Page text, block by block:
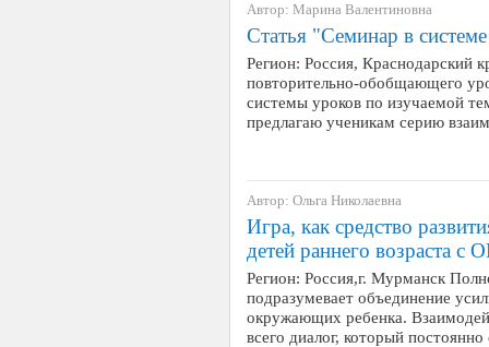
Автор: Марина Валентиновна
Статья "Семинар в
Регион: Россия, Краснодарский
повторительно-обобщающего
системы уроков по изучаемой
предлагаю ученикам серию
Автор: Ольга Николаевна
Игра, как средство
детей раннего возраста с
Регион: Россия,г. Мурманск
подразумевает объединение
окружающих ребенка.
всего диалог, который